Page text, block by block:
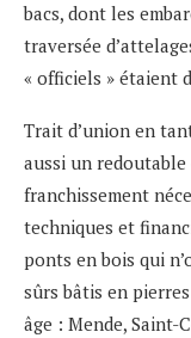
bacs, dont les
traversée
« officiels » étaient
Trait d’union en
aussi un
franchissement
techniques et
ponts en bois qui
sûrs bâtis en
âge : Mende, Saint-